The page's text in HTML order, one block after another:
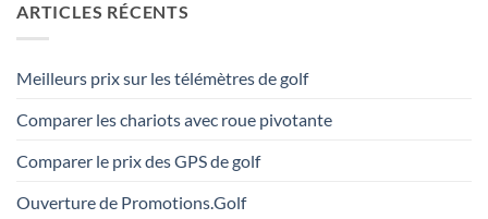
ARTICLES RÉCENTS
Meilleurs prix sur les télémètres de golf
Comparer les chariots avec roue pivotante
Comparer le prix des GPS de golf
Ouverture de Promotions.Golf